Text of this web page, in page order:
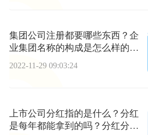
集团公司注册都要哪些东西？企
业集团名称的构成是怎么样的
呢？
2022-11-29 09:03:24
上市公司分红指的是什么？分红
是每年都能拿到的吗？分红分为